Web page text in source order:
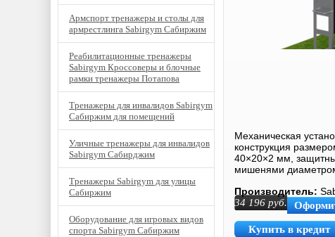
Механическая
конструкция
40×20×2 мм,
мишенями
Производитель:
34 196 руб.
Купить в кредит
Армспорт тренажеры и столы для
армрестлинга Sabirgym Сабиржим
Реабилитационные тренажеры
Sabirgym Кроссоверы и блочные
рамки тренажеры Потапова
Тренажеры для инвалидов Sabirgym
Сабиржим для помещений
Уличные тренажеры для инвалидов
Sabirgym Сабирджим
Тренажеры Sabirgym для улицы
Сабиржим
Оборудование для игровых видов
спорта Sabirgym Сабиржим